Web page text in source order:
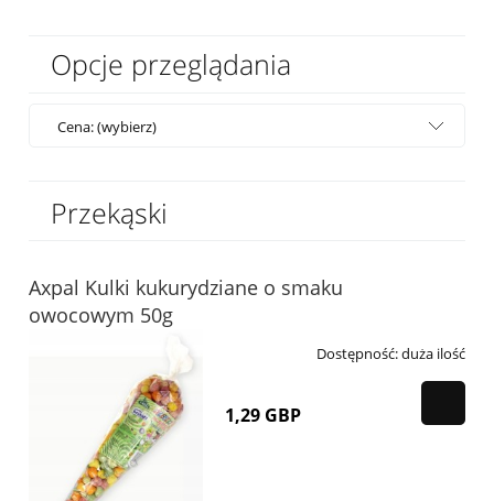
Opcje przeglądania
Cena: (wybierz)
Przekąski
Axpal Kulki kukurydziane o smaku
owocowym 50g
Dostępność:duża ilość
1,29 GBP